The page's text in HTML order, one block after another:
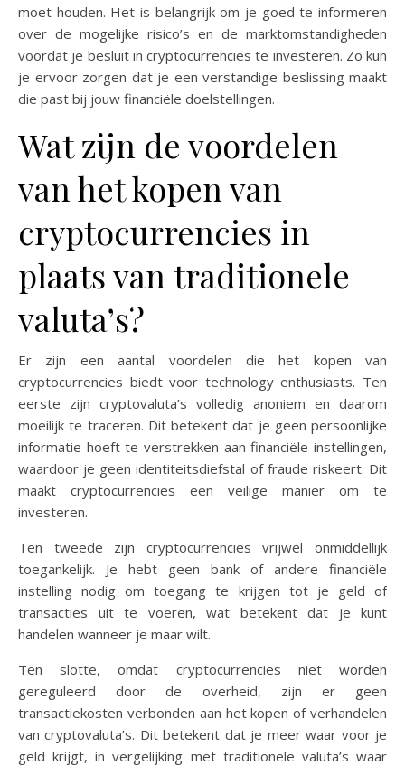
moet houden. Het is belangrijk om je goed te informeren
over de mogelijke risico’s en de marktomstandigheden
voordat je besluit in cryptocurrencies te investeren. Zo kun
je ervoor zorgen dat je een verstandige beslissing maakt
die past bij jouw financiële doelstellingen.
Wat zijn de voordelen
van het kopen van
cryptocurrencies in
plaats van traditionele
valuta’s?
Er zijn een aantal voordelen die het kopen van
cryptocurrencies biedt voor technology enthusiasts. Ten
eerste zijn cryptovaluta’s volledig anoniem en daarom
moeilijk te traceren. Dit betekent dat je geen persoonlijke
informatie hoeft te verstrekken aan financiële instellingen,
waardoor je geen identiteitsdiefstal of fraude riskeert. Dit
maakt cryptocurrencies een veilige manier om te
investeren.
Ten tweede zijn cryptocurrencies vrijwel onmiddellijk
toegankelijk. Je hebt geen bank of andere financiële
instelling nodig om toegang te krijgen tot je geld of
transacties uit te voeren, wat betekent dat je kunt
handelen wanneer je maar wilt.
Ten slotte, omdat cryptocurrencies niet worden
gereguleerd door de overheid, zijn er geen
transactiekosten verbonden aan het kopen of verhandelen
van cryptovaluta’s. Dit betekent dat je meer waar voor je
geld krijgt, in vergelijking met traditionele valuta’s waar